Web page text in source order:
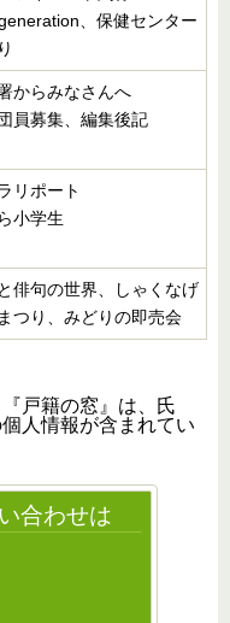
、保健センター
からみなさんへ
員募集、編集後記
リポート
小学生
俳句の世界、しゃくなげ
つり、みどりの即売会
戸籍の窓』は、氏
人情報が含まれてい
合わせは